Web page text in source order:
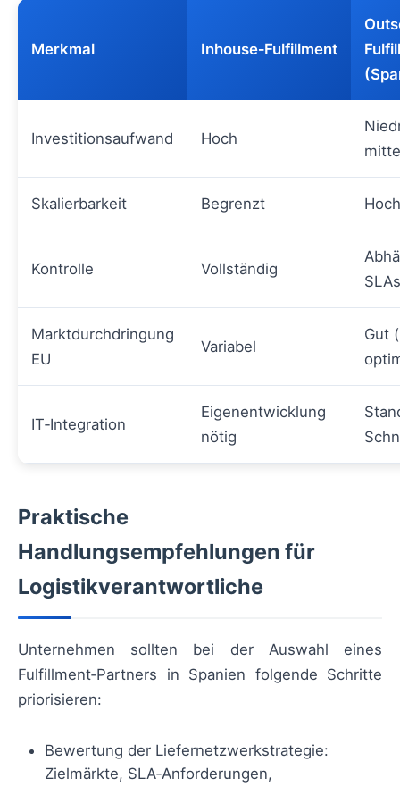
Merkmal Inhouse‑Fulfillment
Investitionsaufwand Hoch
Skalierbarkeit Begrenzt Hoch
Kontrolle Vollständig
SLAs
Marktdurchdringung
EU
Variabel
Gut
IT‑Integration
Eigenentwicklung
nötig
Praktische
Handlungsempfehlungen für
Logistikverantwortliche
Unternehmen sollten bei der Auswahl eines
Fulfillment‑Partners in Spanien folgende Schritte
priorisieren:
Bewertung der Liefernetzwerkstrategie:
Zielmärkte, SLA‑Anforderungen,